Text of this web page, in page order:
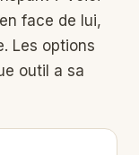
face de lui,
Les options
outil a sa